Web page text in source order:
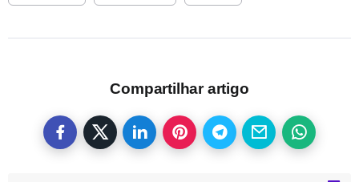
Compartilhar artigo